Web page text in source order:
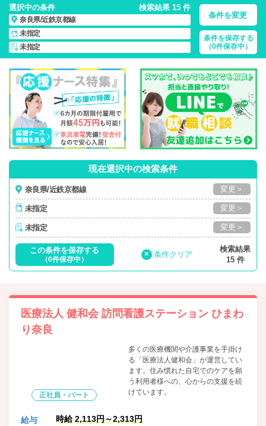
選択中の条件 検索結果 15 件
奈良県/近鉄京都線
未指定
未指定
条件を変更
条件を保存する
（0件保存中）
奈良県/近鉄京都線/正社員・パート・応援ナース・派遣の 看護
師求人・派遣・転職・募集一覧
現在選択中の検索条件
奈良県/近鉄京都線 変更＞
未指定 変更＞
未指定 変更＞
この条件を保存する
（0件保存中）
× 条件クリア
検索結果
15 件
医療法人 健和会 訪問看護ステーション ひまわ
り奈良
正社員・パート
多くの医療機関や介護事業を手掛け
る「医療法人健和会」が運営してい
ます。住み慣れた自宅でのケアを願
う利用者様への、心からの支援を続
けています。
給与 時給 2,113円～2,313円